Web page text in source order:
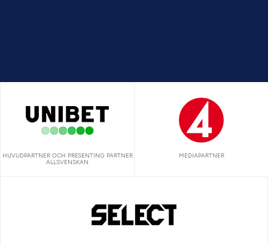
HUVUDPARTNER OCH PRESENTING PARTNER
ALLSVENSKAN
MEDIAPARTNER